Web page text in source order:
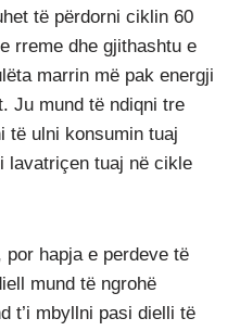
të përdorni ciklin 60
rreme dhe gjithashtu e
marrin më pak energji
Ju mund të ndiqni tre
të ulni konsumin tuaj
lavatriçen tuaj në cikle
hapja e perdeve të
mund të ngrohë
t’i mbyllni pasi dielli të